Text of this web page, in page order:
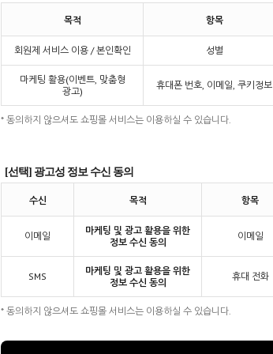
목적 항목
회원제 서비스 이용 / 본인확인 성별
마케팅 활용(이벤트, 맞춤형
광고)
휴대폰 번호, 이메일, 쿠키정보
* 동의하지 않으셔도 쇼핑몰 서비스는 이용하실 수 있습니다.
[선택] 광고성 정보 수신 동의
수신 목적 항목
이메일
마케팅 및 광고 활용을 위한
정보 수신 동의
이메일
SMS
마케팅 및 광고 활용을 위한
정보 수신 동의
휴대 전화
* 동의하지 않으셔도 쇼핑몰 서비스는 이용하실 수 있습니다.